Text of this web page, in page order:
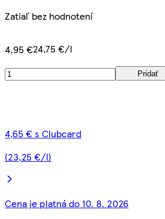
Zatiaľ bez hodnotení
4,95 €24,75 €/l
Pridať
4,65 € s Clubcard
(23,25 €/l)
Cena je platná do 10. 8. 2026